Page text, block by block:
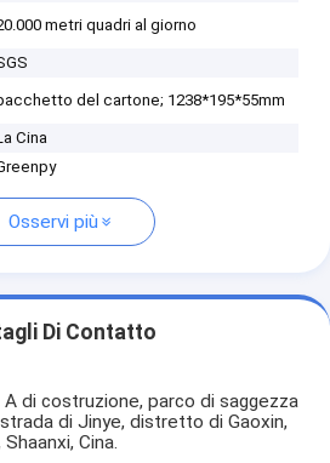
metri quadri al giorno
del cartone; 1238*195*55mm
Cina
Osservi più
Di Contatto
di costruzione, parco di saggezza
di Jinye, distretto di Gaoxin,
Cina.